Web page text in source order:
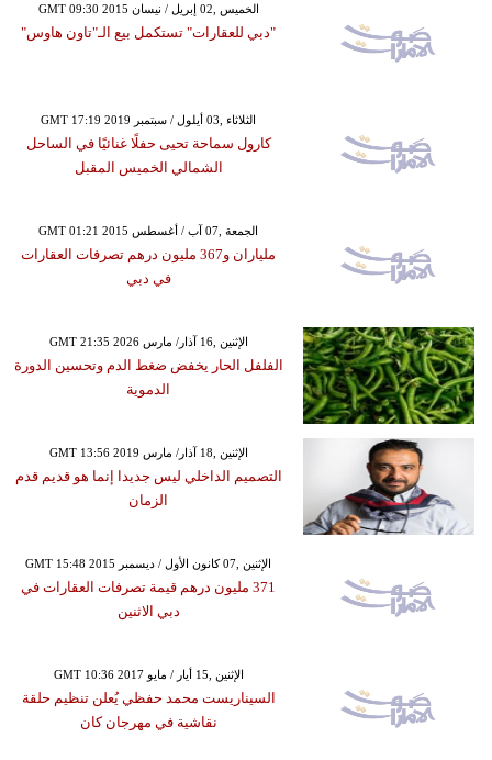
GMT 09:30 2015 الخميس ,02 إبريل / نيسان
"دبي للعقارات" تستكمل بيع الـ"تاون هاوس"
GMT 17:19 2019 الثلاثاء ,03 أيلول / سبتمبر
كارول سماحة تحيى حفلًا غنائيًا في الساحل
الشمالي الخميس المقبل
GMT 01:21 2015 الجمعة ,07 آب / أغسطس
ملياران و367 مليون درهم تصرفات العقارات
في دبي
GMT 21:35 2026 الإثنين ,16 آذار/ مارس
الفلفل الحار يخفض ضغط الدم وتحسين الدورة
الدموية
GMT 13:56 2019 الإثنين ,18 آذار/ مارس
التصميم الداخلي ليس جديدا إنما هو قديم قدم
الزمان
GMT 15:48 2015 الإثنين ,07 كانون الأول / ديسمبر
371 مليون درهم قيمة تصرفات العقارات في
دبي الاثنين
GMT 10:36 2017 الإثنين ,15 أيار / مايو
السيناريست محمد حفظي يُعلن تنظيم حلقة
نقاشية في مهرجان كان